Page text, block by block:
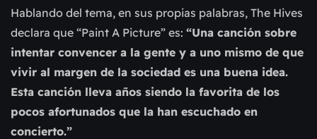
Hablando del tema, en sus propias palabras, The Hives
declara que “Paint A Picture” es: “Una canción sobre
intentar convencer a la gente y a uno mismo de que
vivir al margen de la sociedad es una buena idea.
Esta canción lleva años siendo la favorita de los
pocos afortunados que la han escuchado en
concierto.”